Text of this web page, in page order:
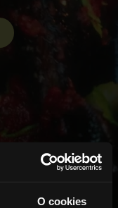
O cookies